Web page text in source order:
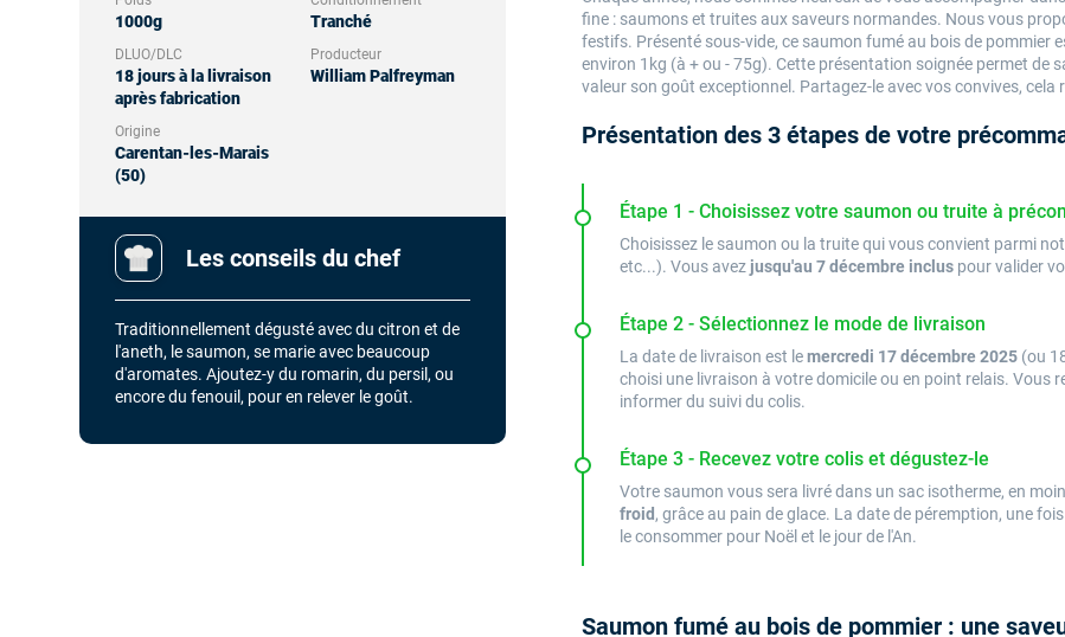
1000g Tranché
DLUO/DLC
18 jours à la livraison
après fabrication
Producteur
William Palfreyman
Origine
Carentan-les-Marais
(50)
Les conseils du chef
Traditionnellement dégusté avec du citron et de
l'aneth, le saumon, se marie avec beaucoup
d'aromates. Ajoutez-y du romarin, du persil, ou
encore du fenouil, pour en relever le goût.
fine : saumons et truites aux saveurs normandes. Nous vous
festifs. Présenté sous-vide, ce saumon fumé au bois de pommier
environ 1kg (à + ou - 75g). Cette présentation soignée permet de
valeur son goût exceptionnel. Partagez-le avec vos convives,
Présentation des 3 étapes de votre
Étape 1 - Choisissez votre saumon ou truite à
Choisissez le saumon ou la truite qui vous convient parmi
etc...). Vous avez jusqu'au 7 décembre incluspour valider
Étape 2 - Sélectionnez le mode de livraison
La date de livraison est lemercredi 17 décembre 2025(ou
choisi une livraison à votre domicile ou en point relais.
informer du suivi du colis.
Étape 3 - Recevez votre colis et dégustez-le
Votre saumon vous sera livré dans un sac isotherme, en
froid , grâce au pain de glace. La date de péremption, une
le consommer pour Noël et le jour de l'An.
Saumon fumé au bois de pommier : une